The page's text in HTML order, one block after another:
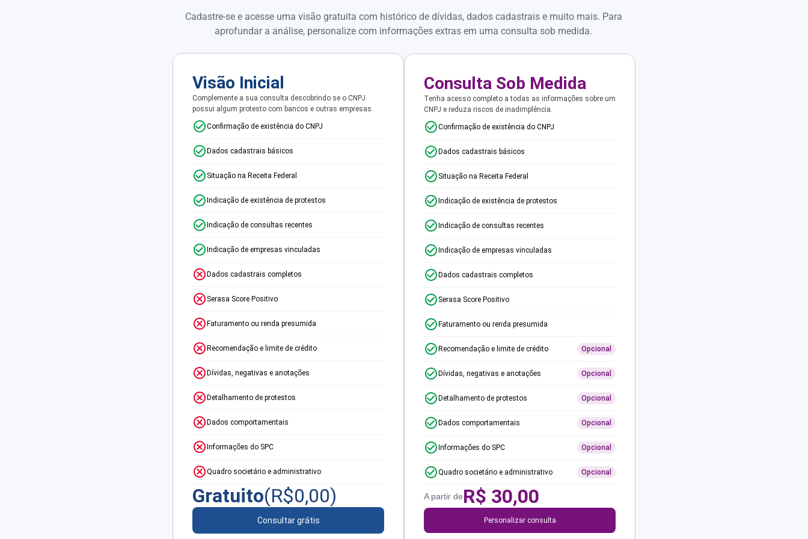
Cadastre-se e acesse uma visão gratuita com histórico de dívidas, dados cadastrais e muito mais. Para
aprofundar a análise, personalize com informações extras em uma consulta sob medida.
Visão Inicial
Complemente a sua consulta descobrindo se o CNPJ
possui algum protesto com bancos e outras empresas.
Confirmação de existência do CNPJ
Dados cadastrais básicos
Situação na Receita Federal
Indicação de existência de protestos
Indicação de consultas recentes
Indicação de empresas vinculadas
Dados cadastrais completos
Serasa Score Positivo
Faturamento ou renda presumida
Recomendação e limite de crédito
Dívidas, negativas e anotações
Detalhamento de protestos
Dados comportamentais
Informações do SPC
Quadro societário e administrativo
Gratuito(R$0,00)
Consultar grátis
Consulta Sob Medida
Tenha acesso completo a todas as informações sobre um
CNPJ e reduza riscos de inadimplência.
Confirmação de existência do CNPJ
Dados cadastrais básicos
Situação na Receita Federal
Indicação de existência de protestos
Indicação de consultas recentes
Indicação de empresas vinculadas
Dados cadastrais completos
Serasa Score Positivo
Faturamento ou renda presumida
Recomendação e limite de crédito Opcional
Dívidas, negativas e anotações Opcional
Detalhamento de protestos Opcional
Dados comportamentais Opcional
Informações do SPC Opcional
Quadro societário e administrativo Opcional
A partir deR$ 30,00
Personalizar consulta